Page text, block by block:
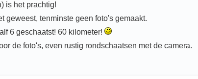
is het prachtig!
geweest, tenminste geen foto's gemaakt.
6 geschaatst! 60 kilometer!
de foto's, even rustig rondschaatsen met de camera.